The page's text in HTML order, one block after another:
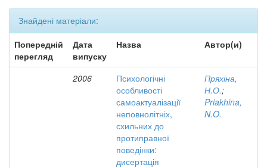
Знайдені матеріали:
Попередній
перегляд
Дата
випуску
Назва Автор(и)
2006
Психологічні
особливості
самоактуалізації
неповнолітніх,
схильних до
протиправної
поведінки:
дисертація
Пряхіна,
Н.О.;
Priakhina,
N.O.